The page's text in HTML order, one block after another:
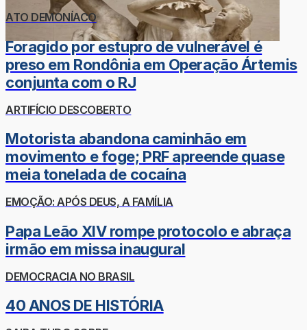
ATO DEMONÍACO
Foragido por estupro de vulnerável é
preso em Rondônia em Operação Ártemis
conjunta com o RJ
ARTIFÍCIO DESCOBERTO
Motorista abandona caminhão em
movimento e foge; PRF apreende quase
meia tonelada de cocaína
EMOÇÃO: APÓS DEUS, A FAMÍLIA
Papa Leão XIV rompe protocolo e abraça
irmão em missa inaugural
DEMOCRACIA NO BRASIL
40 ANOS DE HISTÓRIA